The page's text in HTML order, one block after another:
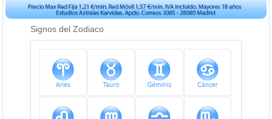
Signos del Zodiaco